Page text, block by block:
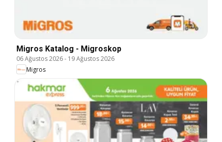
Migros Katalog - Migroskop
06 Ağustos 2026- 19 Ağustos 2026
Migros